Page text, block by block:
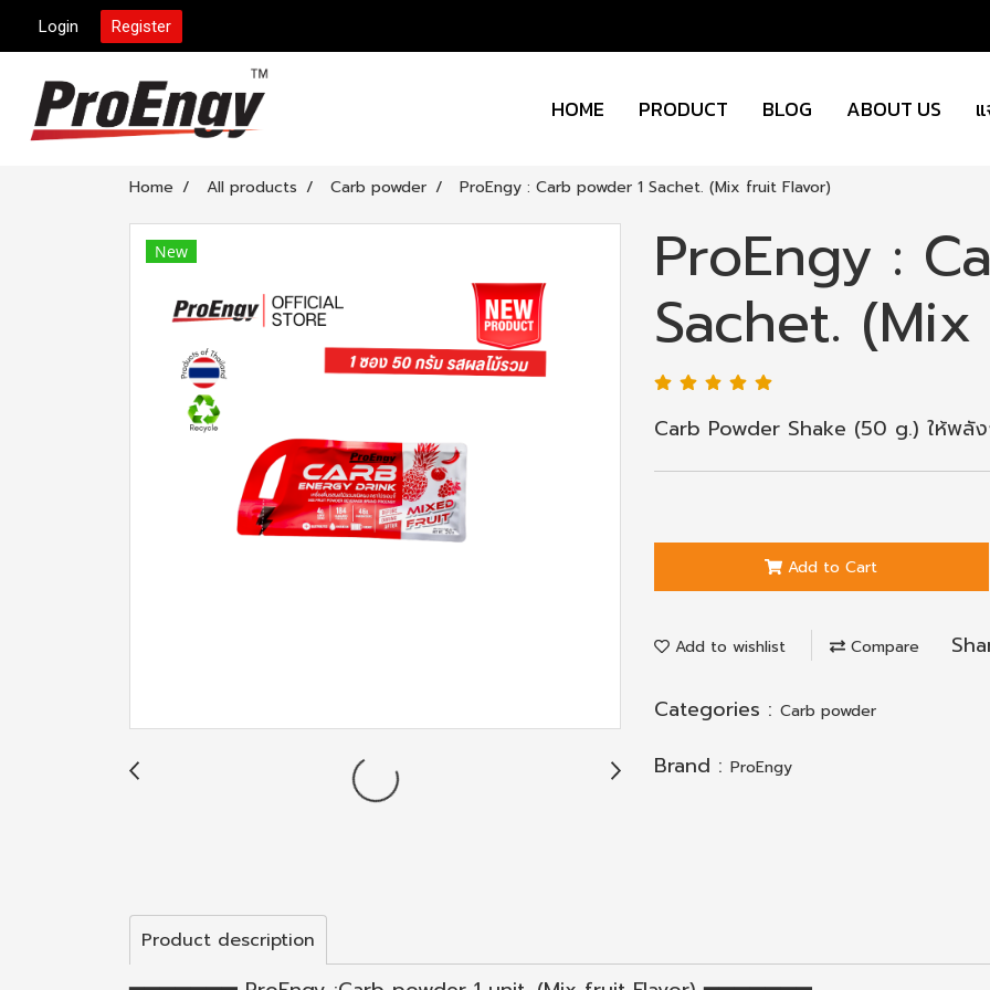
Login Register
HOME PRODUCT BLOG ABOUT US
Home All products Carb powder ProEngy : Carb powder 1 Sachet. (Mix fruit Flavor)
New ProEngy :
Sachet.
Carb Powder Shake (50 g.) ให้พลัง
Add to Cart
Add to wishlist Compare
Categories : Carb powder
Brand : ProEngy
Product description